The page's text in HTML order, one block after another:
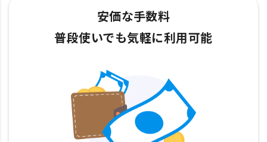
安価な手数料
普段使いでも気軽に利用可能